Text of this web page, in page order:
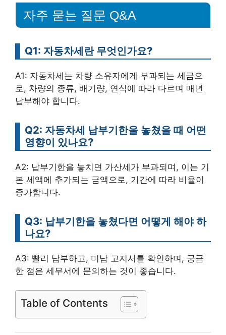
자주 묻는 질문 Q&A
Q1: 자동차세란 무엇인가요?
A1: 자동차세는 차량 소유자에게 부과되는 세금으
로, 차량의 종류, 배기량, 연식에 따라 다르며 매년
납부해야 합니다.
Q2: 자동차세 납부기한을 놓쳤을 때 어떤
영향이 있나요?
A2: 납부기한을 놓치면 가산세가 부과되며, 이는 기
본 세액에 추가되는 금액으로, 기간에 따라 비율이
증가합니다.
Q3: 납부기한을 놓쳤다면 어떻게 해야 하
나요?
A3: 빨리 납부하고, 미납 고지서를 확인하며, 궁금
한 점은 세무서에 문의하는 것이 좋습니다.
Table of Contents